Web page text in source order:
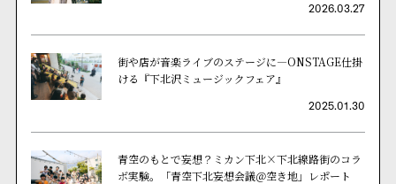
2026.03.27
街や店が音楽ライブのステージに—ONSTAGE仕掛
ける『下北沢ミュージックフェア』
2025.01.30
青空のもとで妄想？ミカン下北×下北線路街のコラ
ボ実験。「青空下北妄想会議＠空き地」レポート